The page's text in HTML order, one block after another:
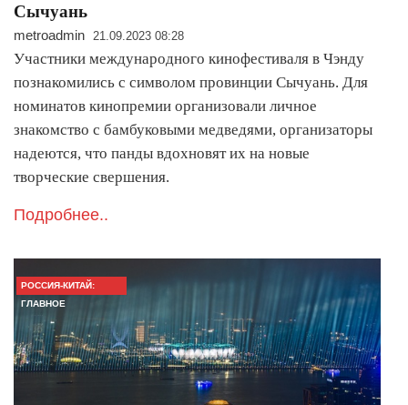
Сычуань
metroadmin 21.09.2023 08:28
Участники международного кинофестиваля в Чэнду
познакомились с символом провинции Сычуань. Для
номинатов кинопремии организовали личное
знакомство с бамбуковыми медведями, организаторы
надеются, что панды вдохновят их на новые
творческие свершения.
Подробнее..
РОССИЯ-КИТАЙ:
ГЛАВНОЕ